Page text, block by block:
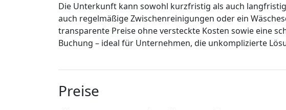
Die Unterkunft kann sowohl kurzfristig als auch
auch regelmäßige Zwischenreinigungen oder ein
transparente Preise ohne versteckte Kosten sowie eine
Buchung – ideal für Unternehmen, die unkomplizierte
Preise